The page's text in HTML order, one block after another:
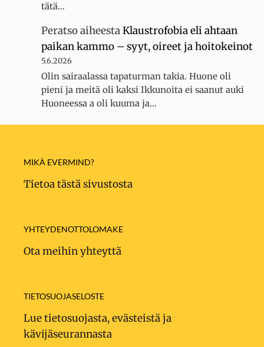
tätä…
PeratsoaiheestaKlaustrofobia eli ahtaan
paikan kammo – syyt, oireet ja hoitokeinot
5.6.2026
Olin sairaalassa tapaturman takia. Huone oli
pieni ja meitä oli kaksi Ikkunoita ei saanut auki
Huoneessa a oli kuuma ja…
MIKÄ EVERMIND?
Tietoa tästä sivustosta
YHTEYDENOTTOLOMAKE
Ota meihin yhteyttä
TIETOSUOJASELOSTE
Lue tietosuojasta, evästeistä ja
kävijäseurannasta